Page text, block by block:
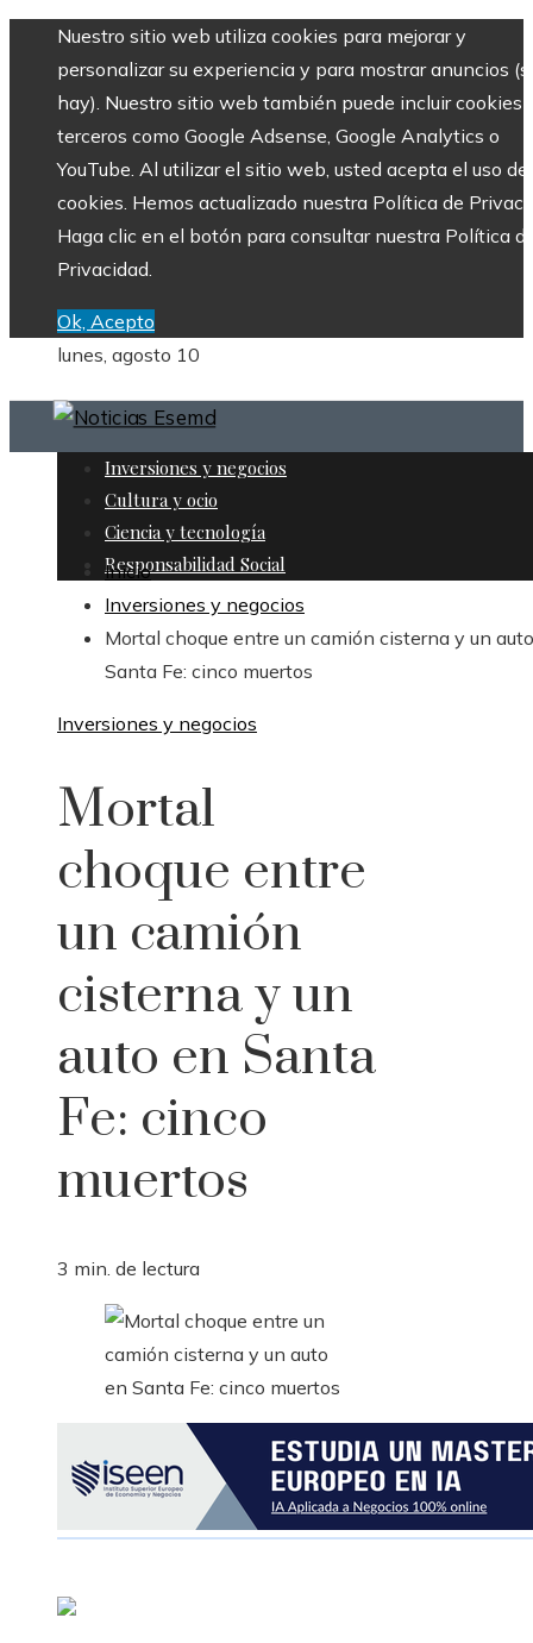
Nuestro sitio web utiliza cookies para mejorar y
personalizar su experiencia y para mostrar anuncios
hay). Nuestro sitio web también puede incluir cookies
terceros como Google Adsense, Google Analytics o
YouTube. Al utilizar el sitio web, usted acepta el uso de
cookies. Hemos actualizado nuestra Política de
Haga clic en el botón para consultar nuestra Política
Privacidad.
Ok, Acepto
lunes, agosto 10
Inversiones y negocios
Cultura y ocio
Ciencia y tecnología
Responsabilidad Social
Inicio
Inversiones y negocios
Mortal choque entre un camión cisterna y un
Santa Fe: cinco muertos
Inversiones y negocios
Mortal
choque entre
un camión
cisterna y un
auto en Santa
Fe: cinco
muertos
3 min. de lectura